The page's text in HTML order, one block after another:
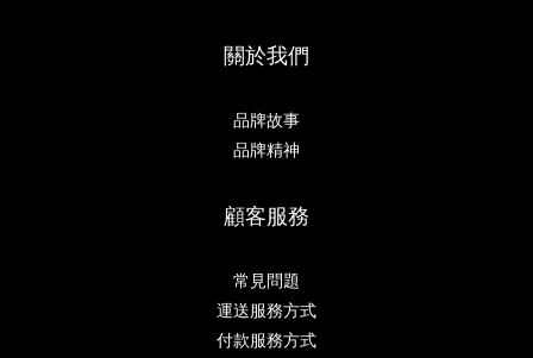
關於我們
品牌故事
品牌精神
顧客服務
常見問題
運送服務方式
付款服務方式